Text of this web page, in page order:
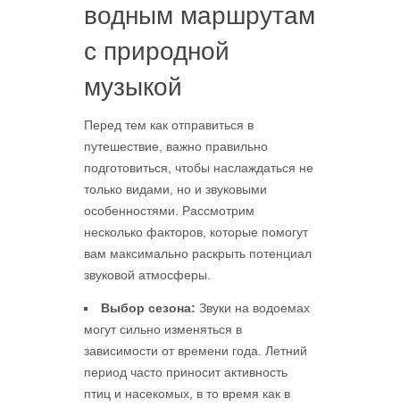
водным маршрутам
с природной
музыкой
Перед тем как отправиться в
путешествие, важно правильно
подготовиться, чтобы наслаждаться не
только видами, но и звуковыми
особенностями. Рассмотрим
несколько факторов, которые помогут
вам максимально раскрыть потенциал
звуковой атмосферы.
Выбор сезона: Звуки на водоемах
могут сильно изменяться в
зависимости от времени года. Летний
период часто приносит активность
птиц и насекомых, в то время как в